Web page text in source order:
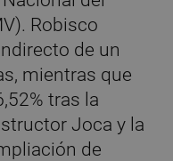
Robisco
de un
mientras que
tras la
Joca y la
de